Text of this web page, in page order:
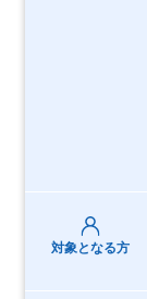
対象となる方